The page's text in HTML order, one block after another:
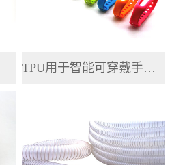
TPU用于智能可穿戴手环腕带